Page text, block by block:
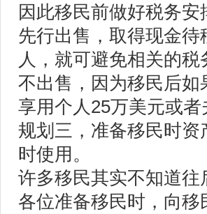
因此移民前做好税务
先行出售，取得现金
人，就可避免相关的
不出售，因为移民后
享用个人25万美元或
规划三，准备移民时
时使用。
许多移民其实不知道
各位准备移民时，向